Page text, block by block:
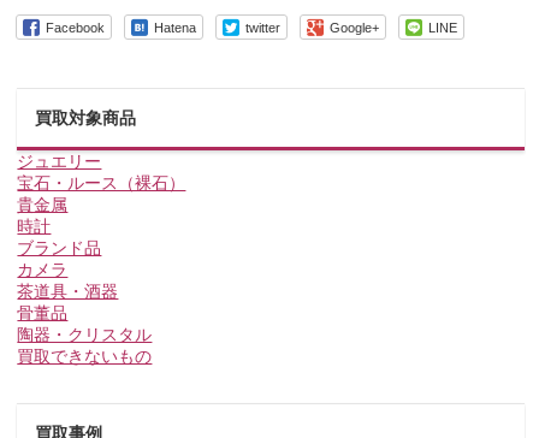
Facebook Hatena twitter Google+ LINE
買取対象商品
ジュエリー
宝石・ルース（裸石）
貴金属
時計
ブランド品
カメラ
茶道具・酒器
骨董品
陶器・クリスタル
買取できないもの
買取事例